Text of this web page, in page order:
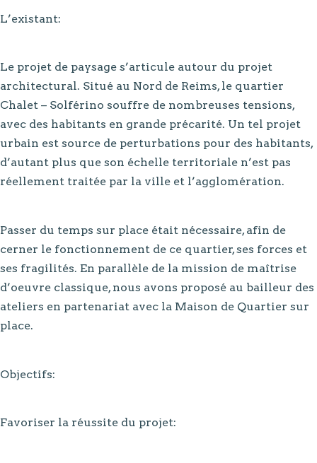
L’existant:
Le projet de paysage s’articule autour du projet
architectural. Situé au Nord de Reims, le quartier
Chalet – Solférino souffre de nombreuses tensions,
avec des habitants en grande précarité. Un tel projet
urbain est source de perturbations pour des habitants,
d’autant plus que son échelle territoriale n’est pas
réellement traitée par la ville et l’agglomération.
Passer du temps sur place était nécessaire, afin de
cerner le fonctionnement de ce quartier, ses forces et
ses fragilités. En parallèle de la mission de maîtrise
d’oeuvre classique, nous avons proposé au bailleur des
ateliers en partenariat avec la Maison de Quartier sur
place.
Objectifs:
Favoriser la réussite du projet: